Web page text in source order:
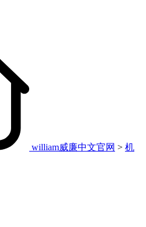
william威廉中文官网 > 机